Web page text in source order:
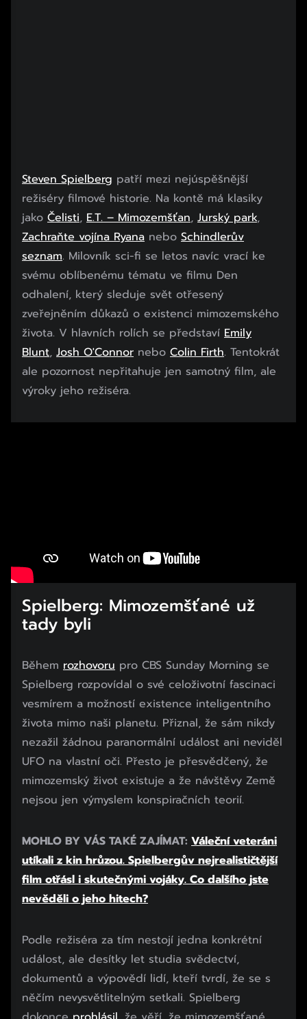
Steven Spielberg patří mezi nejúspěšnější
režiséry filmové historie. Na kontě má klasiky
jako Čelisti, E.T. – Mimozemšťan, Jurský park,
Zachraňte vojína Ryana nebo Schindlerův
seznam. Milovník sci-fi se letos navíc vrací ke
svému oblíbenému tématu ve filmu Den
odhalení, který sleduje svět otřesený
zveřejněním důkazů o existenci mimozemského
života. V hlavních rolích se představí Emily
Blunt, Josh O'Connor nebo Colin Firth. Tentokrát
ale pozornost nepřitahuje jen samotný film, ale
výroky jeho režiséra.
Spielberg: Mimozemšťané už
tady byli
Během rozhovoru pro CBS Sunday Morning se
Spielberg rozpovídal o své celoživotní fascinaci
vesmírem a možností existence inteligentního
života mimo naši planetu. Přiznal, že sám nikdy
nezažil žádnou paranormální událost ani neviděl
UFO na vlastní oči. Přesto je přesvědčený, že
mimozemský život existuje a že návštěvy Země
nejsou jen výmyslem konspiračních teorií.
MOHLO BY VÁS TAKÉ ZAJÍMAT: Váleční veteráni
utíkali z kin hrůzou. Spielbergův nejrealističtější
film otřásl i skutečnými vojáky. Co dalšího jste
nevěděli o jeho hitech?
Začátek reklamy
Konec reklamy
Podle režiséra za tím nestojí jedna konkrétní
událost, ale desítky let studia svědectví,
dokumentů a výpovědí lidí, kteří tvrdí, že se s
něčím nevysvětlitelným setkali. Spielberg